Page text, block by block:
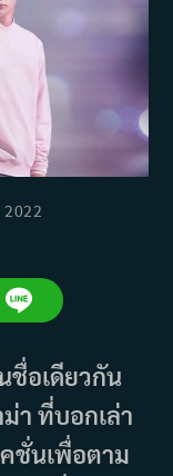
2022
ชื่อเดียวกัน
า ที่บอกเล่า
ชั่นเพื่อตาม